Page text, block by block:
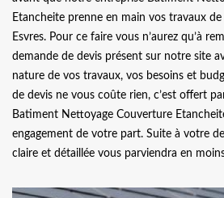
Etancheite prenne en main vos travaux
Esvres. Pour ce faire vous n’aurez qu’à
demande de devis présent sur notre site
nature de vos travaux, vos besoins et
de devis ne vous coûte rien, c’est offert
Batiment Nettoyage Couverture
engagement de votre part. Suite à votre
claire et détaillée vous parviendra en